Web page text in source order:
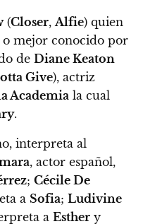
(Closer, Alfie) quien
o mejor conocido por
de Diane Keaton
Give), actriz
Academia la cual
.
interpreta al
, actor español,
; Cécile De
a Sofia; Ludivine
a Esther y